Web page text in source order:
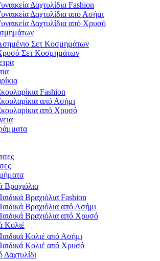
Δαχτυλίδια Fashion
Δαχτυλίδια από Ασήμι
Δαχτυλίδια από Χρυσό
Σετ Κοσμημάτων
Σετ Κοσμημάτων
Fashion
από Ασήμι
από Χρυσό
Βραχιόλια
Βραχιόλια Fashion
Βραχιόλια από Ασήμι
Βραχιόλια από Χρυσό
Κολιέ
Κολιέ από Ασήμι
Κολιέ από Χρυσό
Δαχτυλίδι